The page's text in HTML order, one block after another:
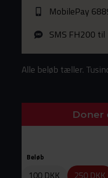
MobilePay
SMS FH200 til
Alle beløb tæller.
Doner